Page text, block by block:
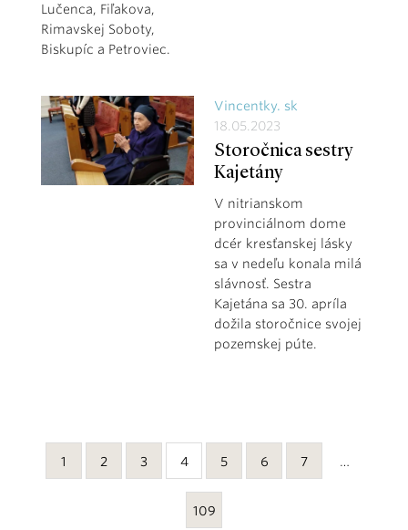
Lučenca, Fiľakova,
Rimavskej Soboty,
Biskupíc a Petroviec.
Vincentky. sk
18.05.2023
Storočnica sestry
Kajetány
V nitrianskom
provinciálnom dome
dcér kresťanskej lásky
sa v nedeľu konala milá
slávnosť. Sestra
Kajetána sa 30. apríla
dožila storočnice svojej
pozemskej púte.
1 2 3 4 5 6 7 …
109